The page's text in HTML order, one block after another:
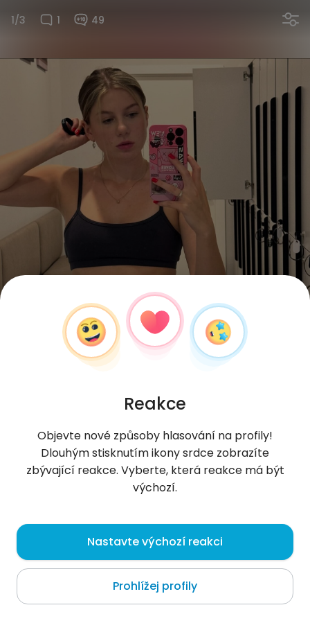
1/3 1 49
Magdalena , 36
Munich
O mně
Reakce
Objevte nové způsoby hlasování na profily!
Dlouhým stisknutím ikony srdce zobrazíte
zbývající reakce. Vyberte, která reakce má být
výchozí.
Nastavte výchozí reakci
Prohlížej profily